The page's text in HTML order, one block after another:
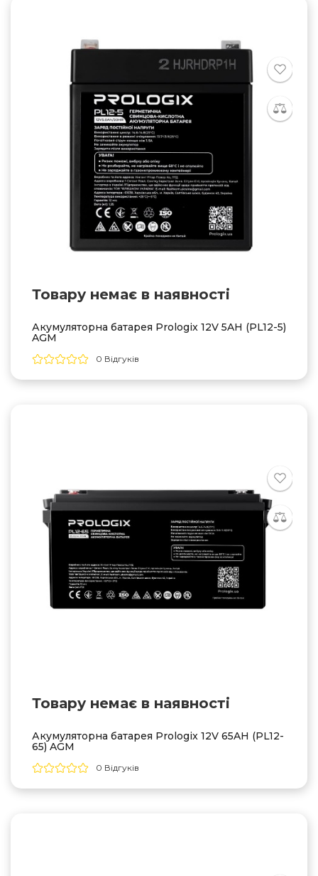
Товару немає в наявностi
Акумуляторна батарея Prologix 12V 5AH (PL12-5)
AGM
0 Відгуків
Товару немає в наявностi
Акумуляторна батарея Prologix 12V 65AH (PL12-
65) AGM
0 Відгуків